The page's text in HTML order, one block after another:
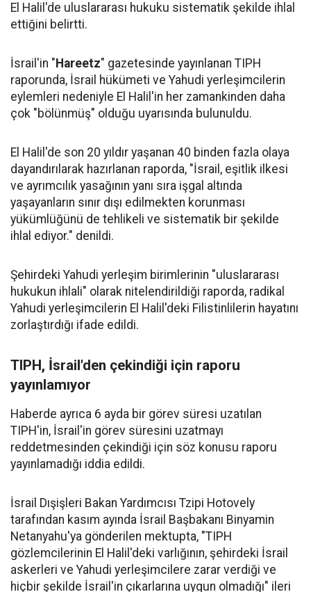
El Halil'de uluslararası hukuku sistematik şekilde ihlal
ettiğini belirtti.
İsrail'in " Hareetz" gazetesinde yayınlanan TIPH
raporunda, İsrail hükümeti ve Yahudi yerleşimcilerin
eylemleri nedeniyle El Halil'in her zamankinden daha
çok "bölünmüş" olduğu uyarısında bulunuldu.
El Halil'de son 20 yıldır yaşanan 40 binden fazla olaya
dayandırılarak hazırlanan raporda, "İsrail, eşitlik ilkesi
ve ayrımcılık yasağının yanı sıra işgal altında
yaşayanların sınır dışı edilmekten korunması
yükümlüğünü de tehlikeli ve sistematik bir şekilde
ihlal ediyor." denildi.
Şehirdeki Yahudi yerleşim birimlerinin "uluslararası
hukukun ihlali" olarak nitelendirildiği raporda, radikal
Yahudi yerleşimcilerin El Halil'deki Filistinlilerin hayatını
zorlaştırdığı ifade edildi.
TIPH, İsrail'den çekindiği için raporu
yayınlamıyor
Haberde ayrıca 6 ayda bir görev süresi uzatılan
TIPH'in, İsrail'in görev süresini uzatmayı
reddetmesinden çekindiği için söz konusu raporu
yayınlamadığı iddia edildi.
İsrail Dışişleri Bakan Yardımcısı Tzipi Hotovely
tarafından kasım ayında İsrail Başbakanı Binyamin
Netanyahu'ya gönderilen mektupta, "TIPH
gözlemcilerinin El Halil'deki varlığının, şehirdeki İsrail
askerleri ve Yahudi yerleşimcilere zarar verdiği ve
hiçbir şekilde İsrail'in çıkarlarına uygun olmadığı" ileri